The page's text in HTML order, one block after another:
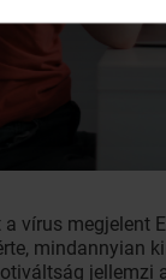
vírus megjelent
mindannyian